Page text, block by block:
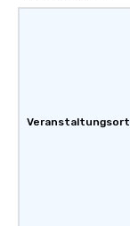
Veranstaltungsort